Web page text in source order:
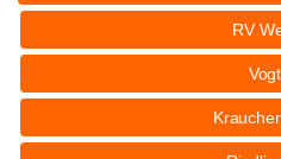
RV
Vogt